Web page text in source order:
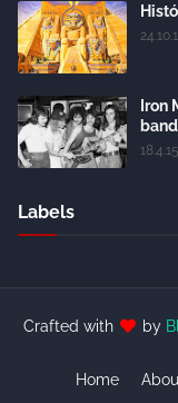
Iron
18.4.15
Labels
Crafted with by
Home